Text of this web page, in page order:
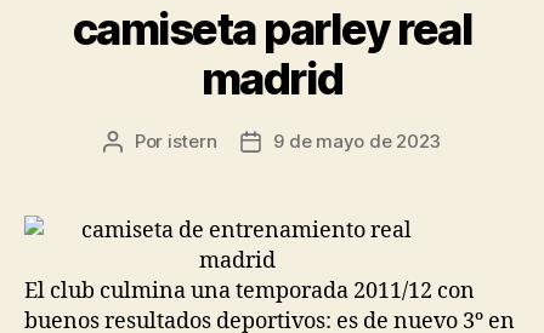
camiseta parley real
madrid
Autor
entrada
Por istern
Fecha
entrada
9 de mayo de 2023
El club culmina una temporada 2011/12 con
buenos resultados deportivos: es de nuevo 3º en